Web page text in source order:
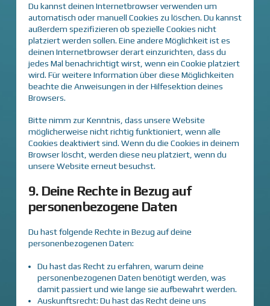
Du kannst deinen Internetbrowser verwenden um
automatisch oder manuell Cookies zu löschen. Du kannst
außerdem spezifizieren ob spezielle Cookies nicht
platziert werden sollen. Eine andere Möglichkeit ist es
deinen Internetbrowser derart einzurichten, dass du
jedes Mal benachrichtigt wirst, wenn ein Cookie platziert
wird. Für weitere Information über diese Möglichkeiten
beachte die Anweisungen in der Hilfesektion deines
Browsers.
Bitte nimm zur Kenntnis, dass unsere Website
möglicherweise nicht richtig funktioniert, wenn alle
Cookies deaktiviert sind. Wenn du die Cookies in deinem
Browser löscht, werden diese neu platziert, wenn du
unsere Website erneut besuchst.
9. Deine Rechte in Bezug auf
personenbezogene Daten
Du hast folgende Rechte in Bezug auf deine
personenbezogenen Daten:
Du hast das Recht zu erfahren, warum deine
personenbezogenen Daten benötigt werden, was
damit passiert und wie lange sie aufbewahrt werden.
Auskunftsrecht: Du hast das Recht deine uns